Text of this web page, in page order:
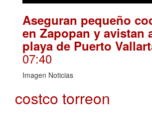
Aseguran pequeño
en Zapopan y avistan
playa de Puerto
07:40
Imagen Noticias
costco torreon